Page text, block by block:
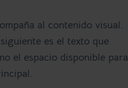
al contenido visual.
es el texto que
el espacio disponible para
.